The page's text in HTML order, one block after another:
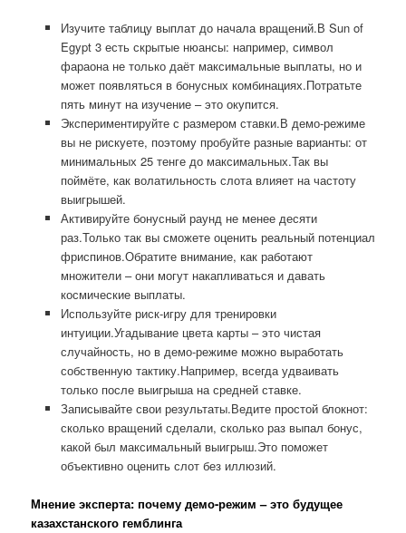
Изучите таблицу выплат до начала вращений.В Sun of
Egypt 3 есть скрытые нюансы: например, символ
фараона не только даёт максимальные выплаты, но и
может появляться в бонусных комбинациях.Потратьте
пять минут на изучение – это окупится.
Экспериментируйте с размером ставки.В демо-режиме
вы не рискуете, поэтому пробуйте разные варианты: от
минимальных 25 тенге до максимальных.Так вы
поймёте, как волатильность слота влияет на частоту
выигрышей.
Активируйте бонусный раунд не менее десяти
раз.Только так вы сможете оценить реальный потенциал
фриспинов.Обратите внимание, как работают
множители – они могут накапливаться и давать
космические выплаты.
Используйте риск-игру для тренировки
интуиции.Угадывание цвета карты – это чистая
случайность, но в демо-режиме можно выработать
собственную тактику.Например, всегда удваивать
только после выигрыша на средней ставке.
Записывайте свои результаты.Ведите простой блокнот:
сколько вращений сделали, сколько раз выпал бонус,
какой был максимальный выигрыш.Это поможет
объективно оценить слот без иллюзий.
Мнение эксперта: почему демо-режим – это будущее
казахстанского гемблинга